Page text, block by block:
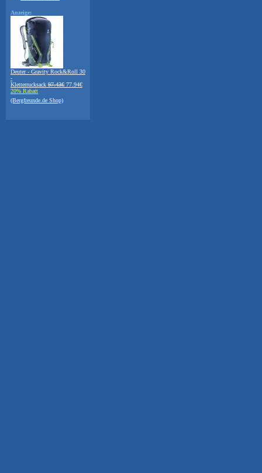
Anzeige:
Deuter - Gravity Rock&Roll 30
-
Kletterrucksack 97.43€ 77.94€
20% Rabatt
(Bergfreunde.de Shop)